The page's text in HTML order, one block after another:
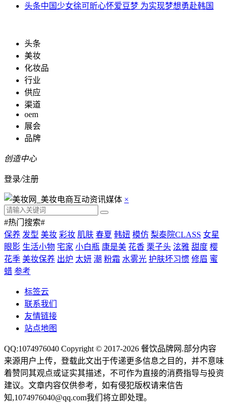
头条中国少女徐可昕心怀爱豆梦 为实现梦想勇赴韩国
头条
美妆
化妆品
行业
供应
渠道
oem
展会
品牌
创造中心
登录/注册
×
#热门搜索#
保养 发型 美妆 彩妆 肌肤 春夏 韩妞 模仿 梨泰院CLASS 女星
眼影 生活小物 宅家 小白瓶 康是美 花香 栗子头 泫雅 甜度 樱
花季 美妆保养 出炉 太妍 潮 粉霜 水雾光 护肤坏习惯 修眉 蜜
蜡 参考
标签云
联系我们
友情链接
站点地图
QQ:1074976040 Copyright © 2017-2026 餐饮品牌网 .部分内容
来源用户上传，登载此文出于传递更多信息之目的，并不意味
着赞同其观点或证实其描述，不可作为直接的消费指导与投资
建议。文章内容仅供参考，如有侵犯版权请来信告
知,1074976040@qq.com我们将立即处理。